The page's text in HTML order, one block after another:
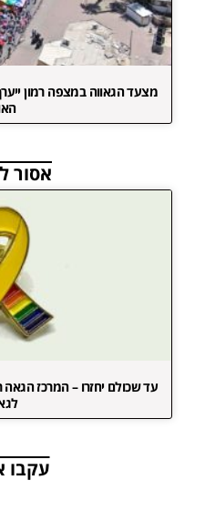
מצעד הגאווה במצפה רמון
אסור
עד שכולם יחזרו – המרכז
עקבו